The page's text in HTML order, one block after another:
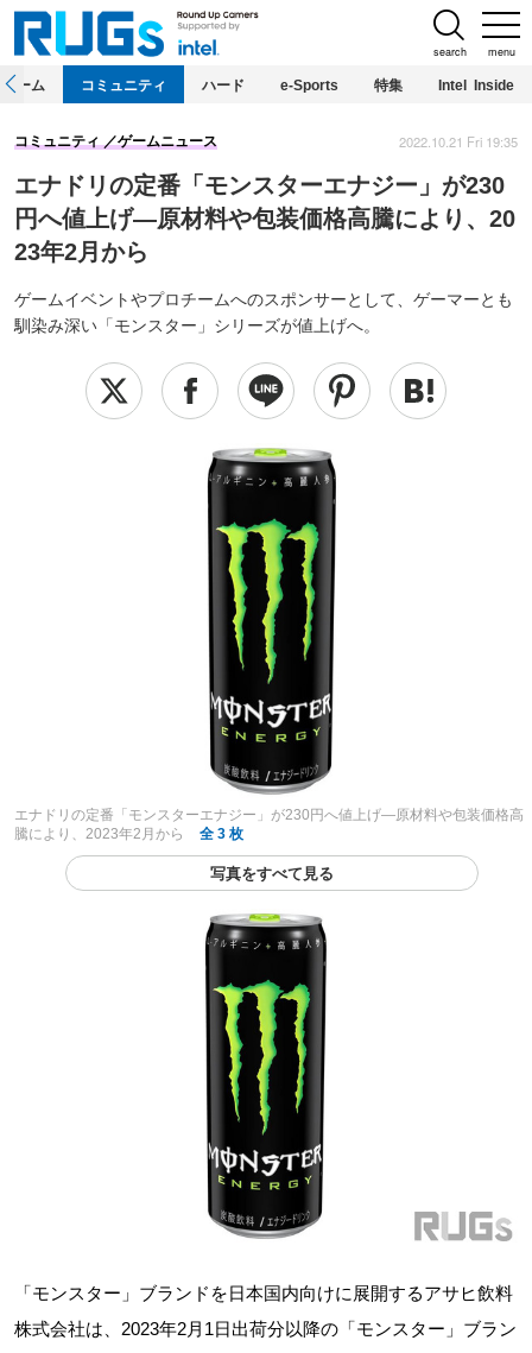
menu
search
ホーム コミュニティ ハード e-Sports 特集 Intel Inside
エナドリの定番「モンスターエナジー」が230
円へ値上げ―原材料や包装価格高騰により、20
23年2月から
ゲームイベントやプロチームへのスポンサーとして、ゲーマーとも
馴染み深い「モンスター」シリーズが値上げへ。
コミュニティ ゲームニュース 2022.10.21 Fri 19:35
エナドリの定番「モンスターエナジー」が230円へ値上げ―原材料や包装価格高
騰により、2023年2月から
全 3 枚
写真をすべて見る
「モンスター」ブランドを日本国内向けに展開するアサヒ飲料
株式会社は、2023年2月1日出荷分以降の「モンスター」ブラン